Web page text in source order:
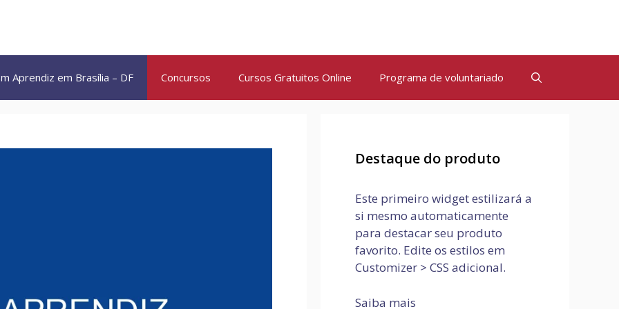
Aprendiz em Brasília – DF Concursos Cursos Gratuitos Online Programa de voluntariado
Destaque do produto
Este primeiro widget estilizará a
si mesmo automaticamente
para destacar seu produto
favorito. Edite os estilos em
Customizer > CSS adicional.
Saiba mais